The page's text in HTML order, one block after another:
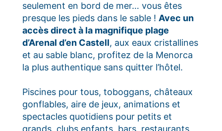
seulement en bord de mer… vous êtes
presque les pieds dans le sable ! Avec un
accès direct à la magnifique plage
d’Arenal d’en Castell, aux eaux cristallines
et au sable blanc, profitez de la Menorca
la plus authentique sans quitter l’hôtel.
Piscines pour tous, toboggans, châteaux
gonflables, aire de jeux, animations et
spectacles quotidiens pour petits et
grands, clubs enfants, bars, restaurants